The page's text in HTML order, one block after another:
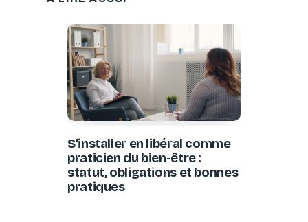
S’installer en libéral comme
praticien du bien-être :
statut, obligations et bonnes
pratiques